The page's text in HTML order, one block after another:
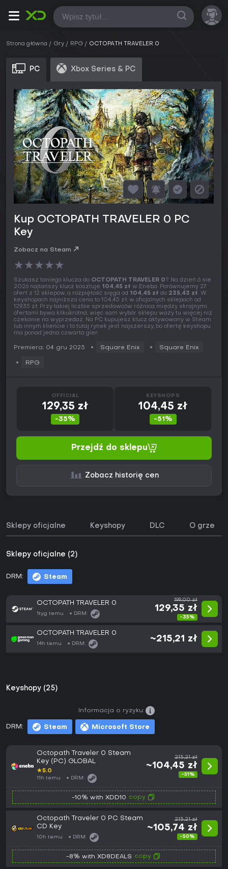
Wszystkie
Strona główna Gry RPG OCTOPATH TRAVELER 0
PC Xbox Series & PC
Kup OCTOPATH TRAVELER 0 PC
Key
Zobacz na Steam
★★★★★
Szukasz taniego klucza do OCTOPATH TRAVELER 0? Na dzień 6 sie
2026 najtańszy klucz kosztuje 104,45 zł w Eneba. Porównujemy 27
ofert z 12 sklepów, a rozpiętość sięga od 104,45 zł do 235,43 zł. W
keyshopach najniższa cena to 104,45 zł, w oficjalnych sklepach od
129,35 zł. Przy takiej liczbie sprzedawców różnica między skrajnymi
ofertami bywa kilkukrotna, więc sam wybór sklepu waży tu więcej niż
czekanie na wyprzedaż. Na PC kupujesz klucz aktywowany w Steam
lub innym kliencie i to tutaj rynek jest najszerszy, bo ofertę keyshopu
ma ponad jedna czwarta gier.
Premiera: 04 gru 2025 Square Enix Square Enix
RPG
OFFICIAL
129,35 zł
-35%
KEYSHOPS
104,45 zł
-51%
Przejdź do sklepu
Zobacz historię cen
Sklepy oficjalne Keyshopy DLC O grze
Sklepy oficjalne (2)
DRM: Steam
OCTOPATH TRAVELER 0
1tyg temu DRM:
199,00 zł
129,35 zł
-35%
OCTOPATH TRAVELER 0
14h temu DRM:
~215,21 zł
Keyshopy (25)
DRM: Steam Microsoft Store
Informacja o ryzyku:
Octopath Traveler 0 Steam
Key (PC) GLOBAL
★5.0
11h temu DRM:
215,21 zł
~104,45 zł
-51%
-10% with XDD10 copy
Octopath Traveler 0 PC Steam
CD Key
10h temu DRM:
215,21 zł
~105,74 zł
-50%
-8% with XD8DEALS copy